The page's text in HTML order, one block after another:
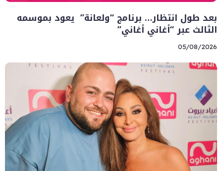
بعد طول انتظار… برنامج “ولعانة” يعود بموسمه
الثالث عبر “أغاني أغاني”
05/08/2026